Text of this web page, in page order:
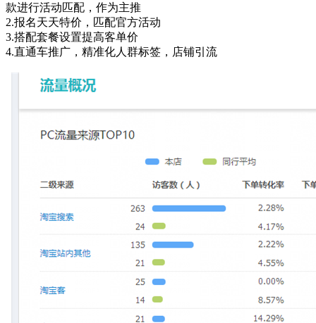
款进行活动匹配，作为主推
2.报名天天特价，匹配官方活动
3.搭配套餐设置提高客单价
4.直通车推广，精准化人群标签，店铺引流